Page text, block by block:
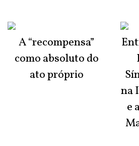
A “recompensa”
como absoluto do
ato próprio
na
e